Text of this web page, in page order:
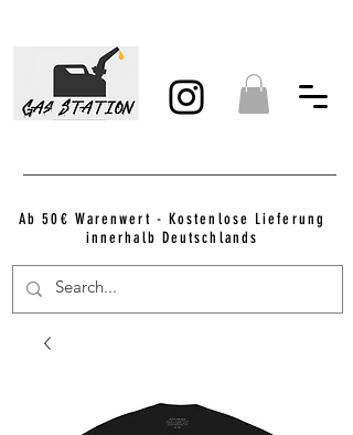
Ab 50€ Warenwert - Kostenlose Lieferung
innerhalb Deutschlands